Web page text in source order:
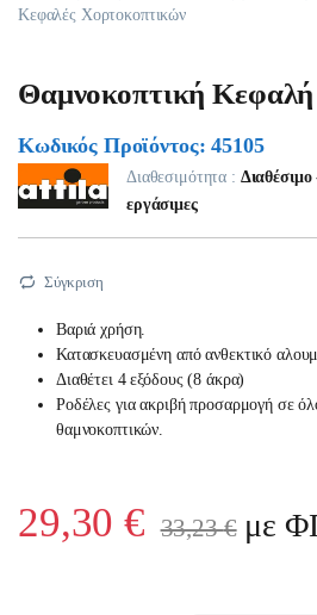
Κεφαλές Χορτοκοπτικών
Θαμνοκοπτική
Κωδικός Προϊόντος: 45105
Διαθεσιμότητα :
εργάσιμες
Σύγκριση
Βαριά χρήση.
Κατασκευασμένη από ανθεκτικό
Διαθέτει 4 εξόδους (8 άκρα)
Ροδέλες για ακριβή προσαρμογή σε
θαμνοκοπτικών.
29,30€ 33,23€με